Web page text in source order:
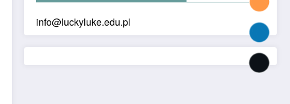
info@luckyluke.edu.pl